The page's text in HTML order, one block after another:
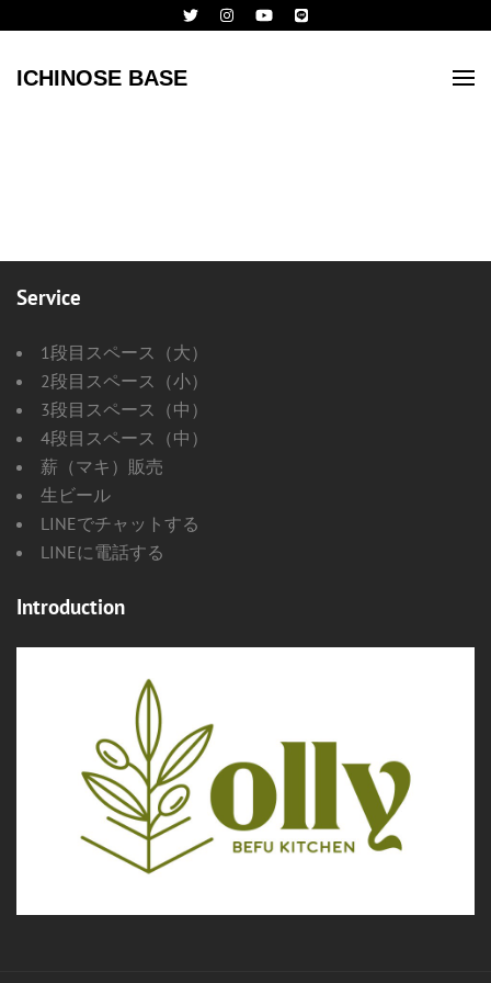
ICHINOSE BASE
Service
1段目スペース（大）
2段目スペース（小）
3段目スペース（中）
4段目スペース（中）
薪（マキ）販売
生ビール
LINEでチャットする
LINEに電話する
Introduction